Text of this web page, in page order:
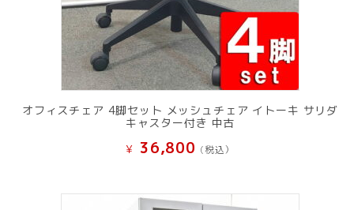
オフィスチェア 4脚セット メッシュチェア イトーキ サリダ
キャスター付き 中古
¥ 36,800 (税込）